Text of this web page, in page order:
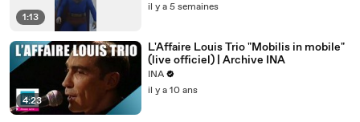
1:13
il y a 5 semaines
4:23
L'Affaire Louis Trio "Mobilis in mobile"
(live officiel) | Archive INA
INA
il y a 10 ans